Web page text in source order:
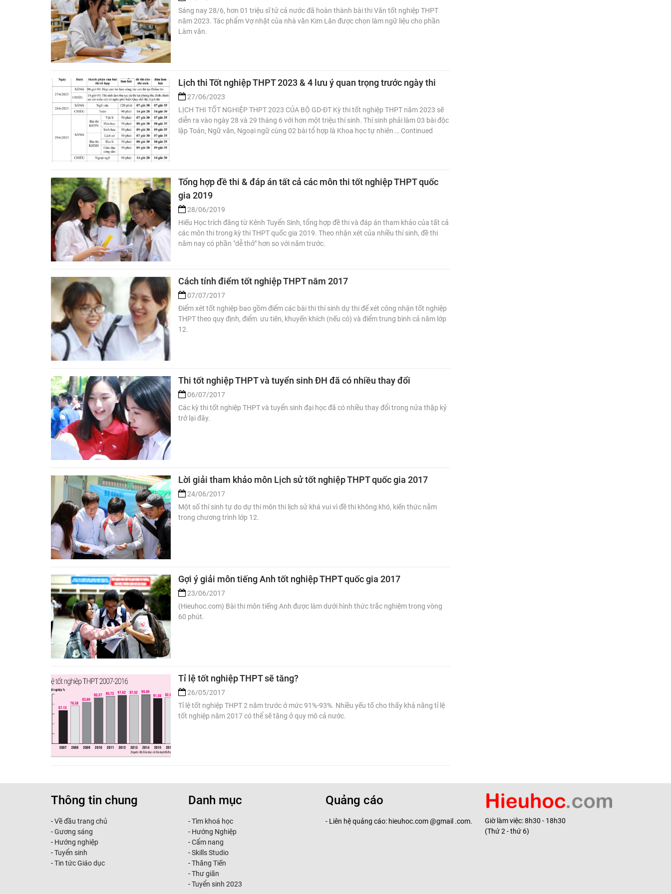
Sáng nay 28/6, hơn 01 triệu sĩ tử cả nước đã hoàn thành bài thi Văn tốt nghiệp THPT
năm 2023. Tác phẩm Vợ nhặt của nhà văn Kim Lân được chọn làm ngữ liệu cho phần
Làm văn.
Lịch thi Tốt nghiệp THPT 2023 & 4 lưu ý quan trọng trước ngày thi
27/06/2023
LỊCH THI TỐT NGHIỆP THPT 2023 CỦA BỘ GD-ĐT Kỳ thi tốt nghiệp THPT năm 2023 sẽ
diễn ra vào ngày 28 và 29 tháng 6 với hơn một triệu thí sinh. Thí sinh phải làm 03 bài độc
lập Toán, Ngữ văn, Ngoại ngữ cùng 02 bài tổ hợp là Khoa học tự nhiên … Continued
Tổng hợp đề thi & đáp án tất cả các môn thi tốt nghiệp THPT quốc
gia 2019
28/06/2019
Hiếu Học trích đăng từ Kênh Tuyển Sinh, tổng hợp đề thi và đáp án tham khảo của tất cả
các môn thi trong kỳ thi THPT quốc gia 2019. Theo nhận xét của nhiều thí sinh, đề thi
năm nay có phần "dễ thở" hơn so với năm trước.
Cách tính điểm tốt nghiệp THPT năm 2017
07/07/2017
Điểm xét tốt nghiệp bao gồm điểm các bài thi thí sinh dự thi để xét công nhận tốt nghiệp
THPT theo quy định, điểm ưu tiên, khuyến khích (nếu có) và điểm trung bình cả năm lớp
12.
Thi tốt nghiệp THPT và tuyển sinh ĐH đã có nhiều thay đổi
06/07/2017
Các kỳ thi tốt nghiệp THPT và tuyển sinh đại học đã có nhiều thay đổi trong nửa thập kỷ
trở lại đây.
Lời giải tham khảo môn Lịch sử tốt nghiệp THPT quốc gia 2017
24/06/2017
Một số thí sinh tự do dự thi môn thi lịch sử khá vui vì đề thi không khó, kiến thức nằm
trong chương trình lớp 12.
Gợi ý giải môn tiếng Anh tốt nghiệp THPT quốc gia 2017
23/06/2017
(Hieuhoc.com) Bài thi môn tiếng Anh được làm dưới hình thức trắc nghiệm trong vòng
60 phút.
Tỉ lệ tốt nghiệp THPT sẽ tăng?
26/05/2017
Tỉ lệ tốt nghiệp THPT 2 năm trước ở mức 91%-93%. Nhiều yếu tố cho thấy khả năng tỉ lệ
tốt nghiệp năm 2017 có thể sẽ tăng ở quy mô cả nước.
Thông tin chung
-Về đầu trang chủ
-Gương sáng
- Hướng nghiệp
-Tuyển sinh
-Tin tức Giáo dục
Danh mục
-Tìm khoá học
- Hướng Nghiệp
-Cẩm nang
-Skills Studio
-Thăng Tiến
-Thư giãn
-Tuyển sinh 2023
Quảng cáo
- Liên hệ quảng cáo: hieuhoc.com @gmail .com.
Giờ làm việc: 8h30 - 18h30
(Thứ 2 - thứ 6)